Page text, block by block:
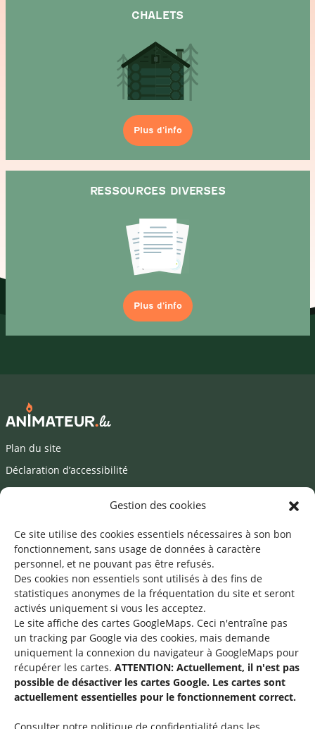
Gestion des cookies
Ce site utilise des cookies essentiels nécessaires à son bon
fonctionnement, sans usage de données à caractère
personnel, et ne pouvant pas être refusés.
Des cookies non essentiels sont utilisés à des fins de
statistiques anonymes de la fréquentation du site et seront
activés uniquement si vous les acceptez.
Le site affiche des cartes GoogleMaps. Ceci n'entraîne pas
un tracking par Google via des cookies, mais demande
uniquement la connexion du navigateur à GoogleMaps pour
récupérer les cartes. ATTENTION: Actuellement, il n'est pas
possible de désactiver les cartes Google. Les cartes sont
actuellement essentielles pour le fonctionnement correct.
CHALETS
Plus d’info
RESSOURCES DIVERSES
Plus d’info
Plan du site
Déclaration d’accessibilité
Mentions légales
Une offre du
Service national de la jeunesse
48-50 rue Charles Martel